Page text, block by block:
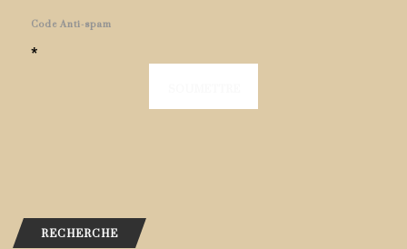
Code Anti-spam
*
RECHERCHE